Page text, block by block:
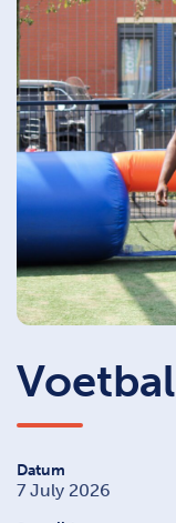
Voetbal
Datum
7 July 2026